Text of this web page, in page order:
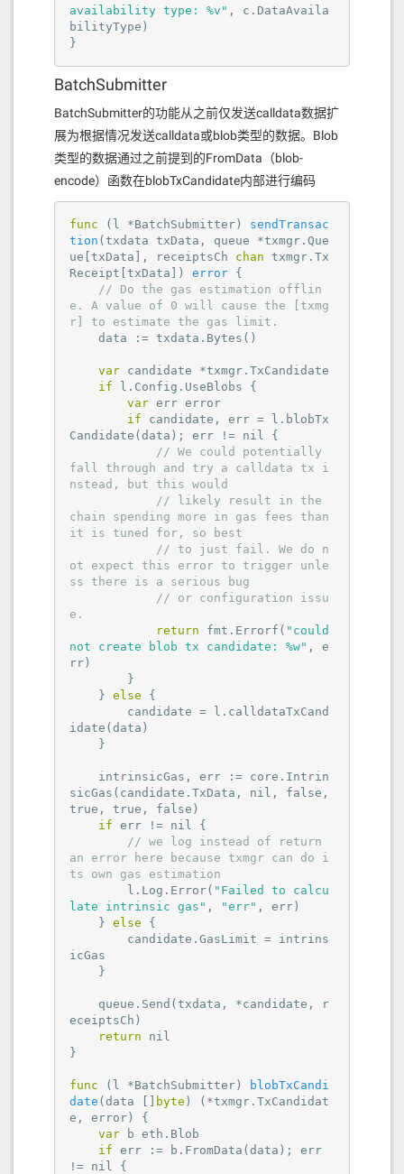
availability type: %v" , c.DataAvaila
bilityType)
}
BatchSubmitter
BatchSubmitter的功能从之前仅发送calldata数据扩
展为根据情况发送calldata或blob类型的数据。Blob
类型的数据通过之前提到的FromData（blob-
encode）函数在blobTxCandidate内部进行编码
func (l *BatchSubmitter)
sendTransac
tion (txdata txData, queue *txmgr.Que
ue[txData], receiptsCh chan txmgr.Tx
Receipt[txData])
error {
// Do the gas estimation offlin
e. A value of 0 will cause the [txmg
r] to estimate the gas limit.
var candidate *txmgr.TxCandidate
if l.Config.UseBlobs {
var err error
if candidate, err = l.blobTx
Candidate(data); err != nil
{
// We could potentially
fall through and try a calldata tx i
nstead, but this would
// likely result in the
chain spending more in gas fees than
it is tuned for, so best
// to just fail. We do n
ot expect this error to trigger unle
ss there is a serious bug
// or configuration issu
e.
return fmt.Errorf( "could
not create blob tx candidate: %w" , e
rr)
    }
else {
idate(data)
sicGas(candidate.TxData, nil , false
true , true , false )
if err != nil
{
// we log instead of return
an error here because txmgr can do i
ts own gas estimation
        l.Log.Error(
"Failed to calcu
late intrinsic gas" , "err" , err)
    }
else {
icGas
eceiptsCh)
return
nil
}
func (l *BatchSubmitter)
blobTxCandi
date (data [] byte )
(*txmgr.TxCandidat
e, error)
{
var b eth.Blob
if err := b.FromData(data); err
!= nil
{